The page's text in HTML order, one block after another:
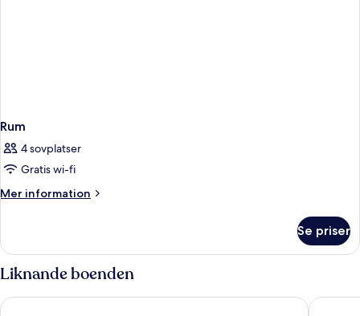
Rum
4 sovplatser
Gratis wi-fi
Mer information
Mer
Se priser
Liknande boenden
Clarion Hotel Sea U